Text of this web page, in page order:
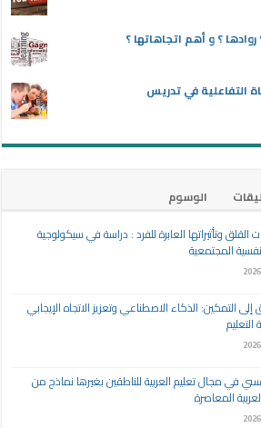
؟ و أهم اتجاهاتها ؟
التفاعلية في تدريس
الوسوم
القلق وتأثيراتها العابرة للفرد : دراسة في سيكولوجية
المجتمعية
التمكين: الذكاء الاصطناعي وتعزيز الاتجاه الإيجابي
في مجال تعليم العربية للناطقين بغيرها نماذج من
المعاصرة